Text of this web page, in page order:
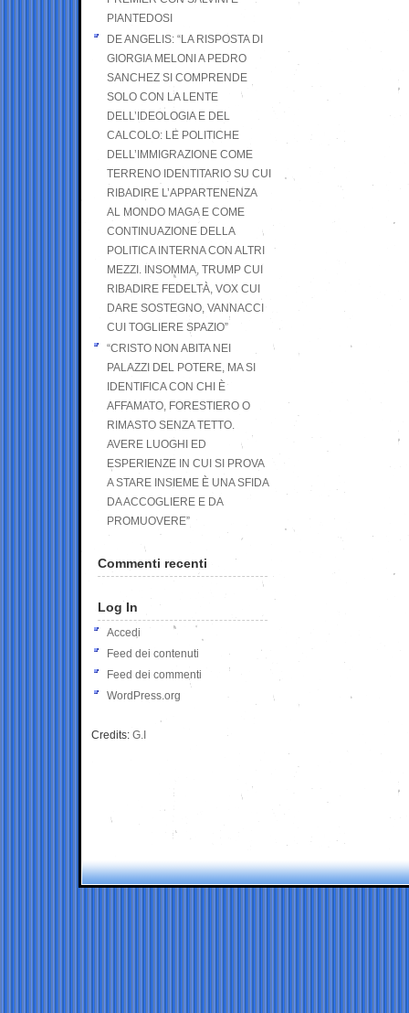
PIANTEDOSI
DE ANGELIS: “LA RISPOSTA DI
GIORGIA MELONI A PEDRO
SANCHEZ SI COMPRENDE
SOLO CON LA LENTE
DELL’IDEOLOGIA E DEL
CALCOLO: LE POLITICHE
DELL’IMMIGRAZIONE COME
TERRENO IDENTITARIO SU CUI
RIBADIRE L’APPARTENENZA
AL MONDO MAGA E COME
CONTINUAZIONE DELLA
POLITICA INTERNA CON ALTRI
MEZZI. INSOMMA, TRUMP CUI
RIBADIRE FEDELTÀ, VOX CUI
DARE SOSTEGNO, VANNACCI
CUI TOGLIERE SPAZIO”
“CRISTO NON ABITA NEI
PALAZZI DEL POTERE, MA SI
IDENTIFICA CON CHI È
AFFAMATO, FORESTIERO O
RIMASTO SENZA TETTO.
AVERE LUOGHI ED
ESPERIENZE IN CUI SI PROVA
A STARE INSIEME È UNA SFIDA
DA ACCOGLIERE E DA
PROMUOVERE”
Commenti recenti
Log In
Accedi
Feed dei contenuti
Feed dei commenti
WordPress.org
Credits: G.I